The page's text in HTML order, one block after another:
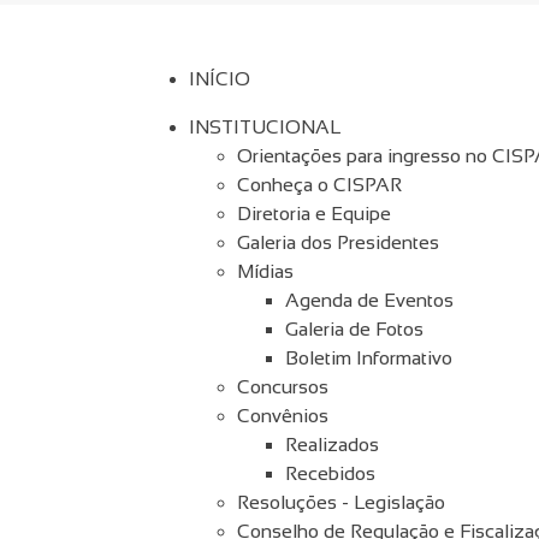
INÍCIO
INSTITUCIONAL
Orientações para ingresso no
Conheça o CISPAR
Diretoria e Equipe
Galeria dos Presidentes
Mídias
Agenda de Eventos
Galeria de Fotos
Boletim Informativo
Concursos
Convênios
Realizados
Recebidos
Resoluções - Legislação
Conselho de Regulação e